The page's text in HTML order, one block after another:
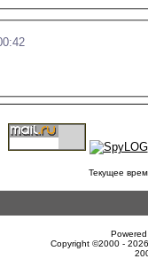
Текущее
Copyright ©2000 -